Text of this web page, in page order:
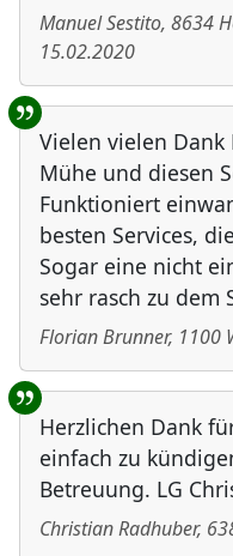
Manuel Sestito, 8634
15.02.2020
Vielen vielen
Mühe und diesen
Funktioniert
besten Services,
Sogar eine nicht
sehr rasch zu dem
Florian Brunner, 1100
Herzlichen Dank
einfach zu
Betreuung. LG
Christian Radhuber,